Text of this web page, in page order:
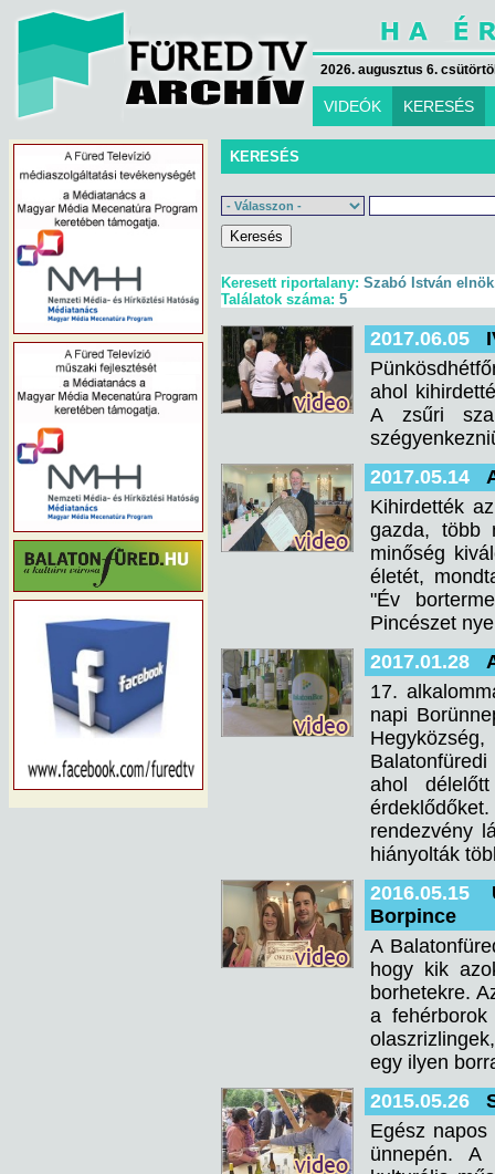
2026. augusztus 6.
VIDEÓK KERESÉS
KERESÉS
Keresett riportalany: Szabó István
Találatok száma: 5
2017.06.05
ahol
A zsűri
2017.05.14
Kihirdették
gazda, több
minőség
életét,
"Év
Pincészet
2017.01.28
17.
napi
ahol
rendezvény
hiányolták
2016.05.15
Borpince
A
hogy kik
borhetekre.
a
egy ilyen
2015.05.26
Egész
ünnepén. A